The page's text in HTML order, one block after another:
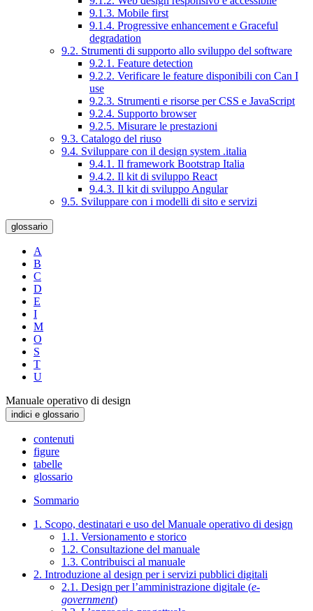
9.1.3. Mobile first
9.1.4. Progressive enhancement e Graceful
degradation
9.2. Strumenti di supporto allo sviluppo del software
9.2.1. Feature detection
9.2.2. Verificare le feature disponibili con Can I
use
9.2.3. Strumenti e risorse per CSS e JavaScript
9.2.4. Supporto browser
9.2.5. Misurare le prestazioni
9.3. Catalogo del riuso
9.4. Sviluppare con il design system .italia
9.4.1. Il framework Bootstrap Italia
9.4.2. Il kit di sviluppo React
9.4.3. Il kit di sviluppo Angular
9.5. Sviluppare con i modelli di sito e servizi
glossario
A
B
C
D
E
I
M
O
S
T
U
Manuale operativo di design
indici e glossario
contenuti
figure
tabelle
glossario
Sommario
1. Scopo, destinatari e uso del Manuale operativo di design
1.1. Versionamento e storico
1.2. Consultazione del manuale
1.3. Contribuisci al manuale
2. Introduzione al design per i servizi pubblici digitali
2.1. Design per l’amministrazione digitale (e-
government)